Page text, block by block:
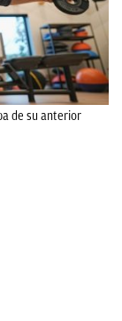
de su anterior